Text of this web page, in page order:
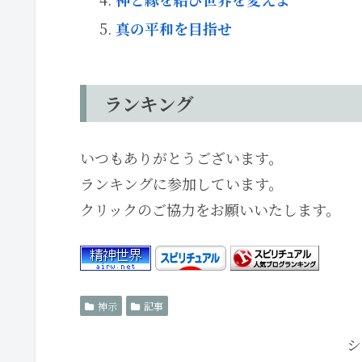
真の平和を目指せ
ランキング
いつもありがとうございます。
ランキングに参加しています。
クリックのご協力をお願いいたします。
神示 記事